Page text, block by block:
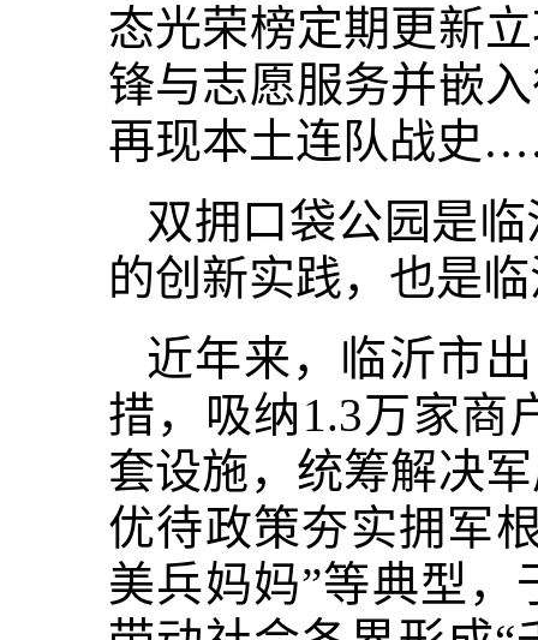
态光荣榜定期更新
锋与志愿服务并嵌
再现本土连队战史
双拥口袋公园是
的创新实践，也是
近年来，临沂市
措，吸纳1.3万家商
套设施，统筹解决
优待政策夯实拥军
美兵妈妈”等典型